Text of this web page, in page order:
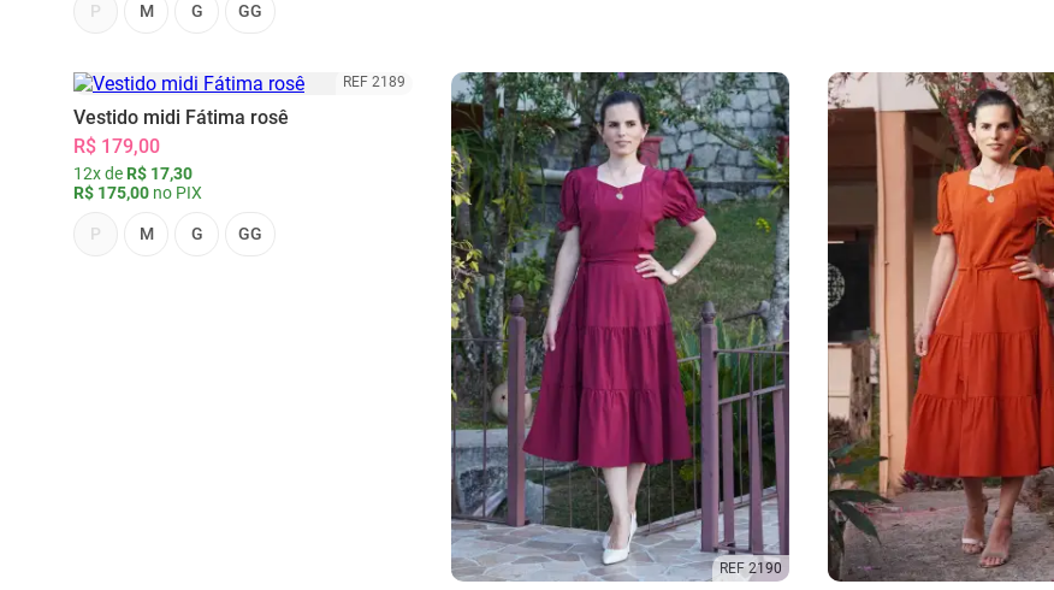
P M G GG
REF 2189
Vestido midi Fátima rosê
R$ 179,00
12x de R$ 17,30
R$ 175,00 no PIX
P M G GG
REF 2190